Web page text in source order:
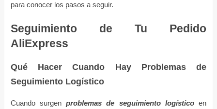
para conocer los pasos a seguir.
Seguimiento de Tu Pedido
AliExpress
Qué Hacer Cuando Hay Problemas de
Seguimiento Logístico
Cuando surgenproblemas de seguimiento logísticoen